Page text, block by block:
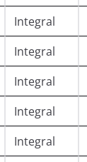
Integral
Integral
Integral
Integral
Integral